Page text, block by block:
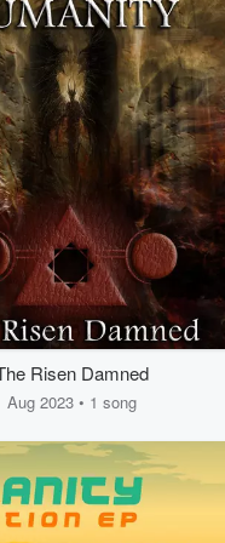
Risen Damned
Aug 2023 • 1 song